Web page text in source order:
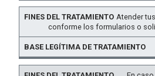
Atender
conforme los formularios o